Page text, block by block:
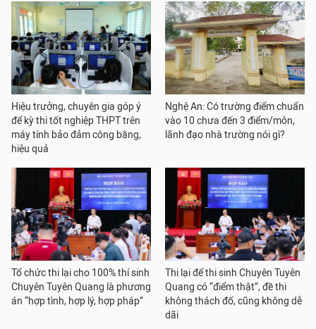
Hiệu trưởng, chuyên gia góp ý
để kỳ thi tốt nghiệp THPT trên
máy tính bảo đảm công bằng,
hiệu quả
Nghệ An: Có trường điểm chuẩn
vào 10 chưa đến 3 điểm/môn,
lãnh đạo nhà trường nói gì?
Tổ chức thi lại cho 100% thí sinh
Chuyên Tuyên Quang là phương
án “hợp tình, hợp lý, hợp pháp”
Thi lại để thi sinh Chuyên Tuyên
Quang có “điểm thật”, đề thi
không thách đố, cũng không dễ
dãi